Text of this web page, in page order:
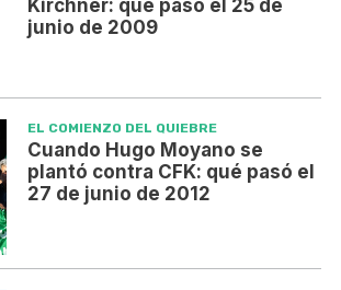
Kirchner: qué pasó el 25 de
junio de 2009
EL COMIENZO DEL QUIEBRE
Cuando Hugo Moyano se
plantó contra CFK: qué pasó el
27 de junio de 2012